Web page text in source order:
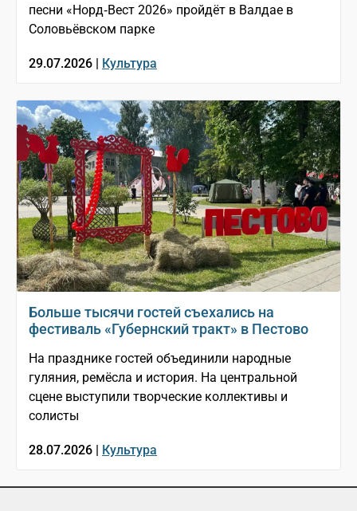
песни «Норд‑Вест 2026» пройдёт в Валдае в
Соловьёвском парке
29.07.2026 | Культура
Больше тысячи гостей съехались на
фестиваль «Губернский тракт» в Пестово
На празднике гостей объединили народные
гуляния, ремёсла и история. На центральной
сцене выступили творческие коллективы и
солисты
28.07.2026 | Культура